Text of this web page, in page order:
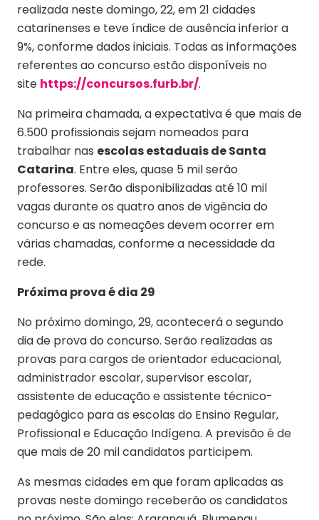
realizada neste domingo, 22, em 21 cidades
catarinenses e teve índice de ausência inferior a
9%, conforme dados iniciais. Todas as informações
referentes ao concurso estão disponíveis no
site https://concursos.furb.br/.
Na primeira chamada, a expectativa é que mais de
6.500 profissionais sejam nomeados para
trabalhar nas escolas estaduais de Santa
Catarina. Entre eles, quase 5 mil serão
professores. Serão disponibilizadas até 10 mil
vagas durante os quatro anos de vigência do
concurso e as nomeações devem ocorrer em
várias chamadas, conforme a necessidade da
rede.
Próxima prova é dia 29
No próximo domingo, 29, acontecerá o segundo
dia de prova do concurso. Serão realizadas as
provas para cargos de orientador educacional,
administrador escolar, supervisor escolar,
assistente de educação e assistente técnico-
pedagógico para as escolas do Ensino Regular,
Profissional e Educação Indígena. A previsão é de
que mais de 20 mil candidatos participem.
As mesmas cidades em que foram aplicadas as
provas neste domingo receberão os candidatos